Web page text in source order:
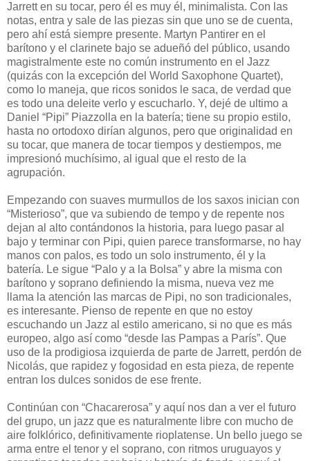
Jarrett en su tocar, pero él es muy él, minimalista. Con las
notas, entra y sale de las piezas sin que uno se de cuenta,
pero ahí está siempre presente. Martyn Pantirer en el
barítono y el clarinete bajo se adueñó del público, usando
magistralmente este no común instrumento en el Jazz
(quizás con la excepción del World Saxophone Quartet),
como lo maneja, que ricos sonidos le saca, de verdad que
es todo una deleite verlo y escucharlo. Y, dejé de ultimo a
Daniel “Pipi” Piazzolla en la batería; tiene su propio estilo,
hasta no ortodoxo dirían algunos, pero que originalidad en
su tocar, que manera de tocar tiempos y destiempos, me
impresionó muchísimo, al igual que el resto de la
agrupación.
Empezando con suaves murmullos de los saxos inician con
“Misterioso”, que va subiendo de tempo y de repente nos
dejan al alto contándonos la historia, para luego pasar al
bajo y terminar con Pipi, quien parece transformarse, no hay
manos con palos, es todo un solo instrumento, él y la
batería. Le sigue “Palo y a la Bolsa” y abre la misma con
barítono y soprano definiendo la misma, nueva vez me
llama la atención las marcas de Pipi, no son tradicionales,
es interesante. Pienso de repente en que no estoy
escuchando un Jazz al estilo americano, si no que es más
europeo, algo así como “desde las Pampas a París”. Que
uso de la prodigiosa izquierda de parte de Jarrett, perdón de
Nicolás, que rapidez y fogosidad en esta pieza, de repente
entran los dulces sonidos de ese frente.
Continúan con “Chacarerosa” y aquí nos dan a ver el futuro
del grupo, un jazz que es naturalmente libre con mucho de
aire folklórico, definitivamente rioplatense. Un bello juego se
arma entre el tenor y el soprano, con ritmos uruguayos y